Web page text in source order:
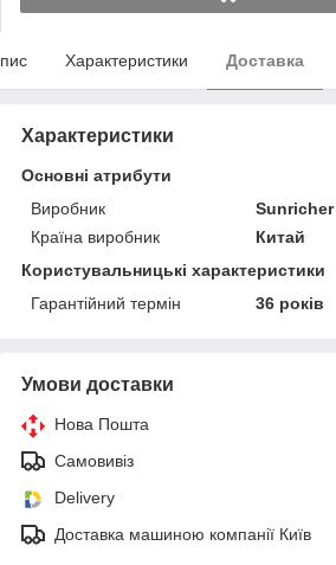
Характеристики Доставка
Характеристики
Основні атрибути
Виробник
Sunricher
Країна виробник
Китай
Користувальницькі характеристики
Гарантійний термін
36 років
Умови доставки
Нова Пошта
Самовивіз
Delivery
Доставка машиною компанії Київ